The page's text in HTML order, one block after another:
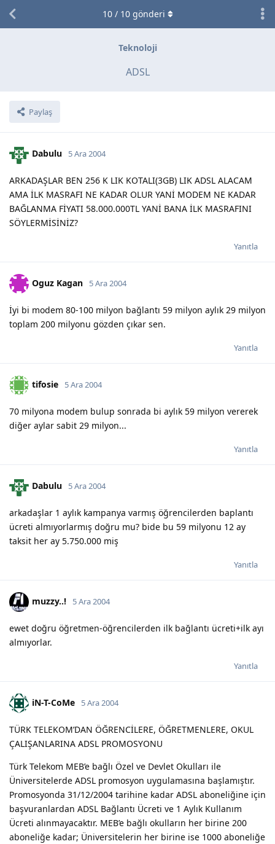
Teknoloji
ADSL
Paylaş
10/ 10gönderi
Dabulu 5 Ara 2004
ARKADAŞLAR BEN 256 K LIK KOTALI(3GB) LIK ADSL ALACAM
AMA İLK MASRAFI NE KADAR OLUR YANİ MODEM NE KADAR
BAĞLANMA FİYATI 58.000.000TL YANİ BANA İLK MASRAFINI
SÖYLERMİSİNİZ?
Yanıtla
Oguz Kagan 5 Ara 2004
İyi bi modem 80-100 milyon bağlantı 59 milyon aylık 29 milyon
toplam 200 milyonu gözden çıkar sen.
Yanıtla
tifosie 5 Ara 2004
70 milyona modem bulup sonrada bi aylık 59 milyon vererek
diğer aylar sabit 29 milyon...
Yanıtla
Dabulu 5 Ara 2004
arkadaşlar 1 aylık kampanya varmış öğrencilerden baplantı
ücreti almıyorlarmış doğru mu? bide bu 59 milyonu 12 ay
taksit her ay 5.750.000 miş
Yanıtla
muzzy..! 5 Ara 2004
ewet doğru öğretmen-öğrencilerden ilk bağlantı ücreti+ilk ayı
almıyorlar.
Yanıtla
iN-T-CoMe 5 Ara 2004
TÜRK TELEKOM’DAN ÖĞRENCİLERE, ÖĞRETMENLERE, OKUL
ÇALIŞANLARINA ADSL PROMOSYONU
Türk Telekom MEB’e bağlı Özel ve Devlet Okulları ile
Üniversitelerde ADSL promosyon uygulamasına başlamıştır.
Promosyonda 31/12/2004 tarihine kadar ADSL aboneliğine için
başvuranlardan ADSL Bağlantı Ücreti ve 1 Aylık Kullanım
Ücreti alınmayacaktır. MEB’e bağlı okulların her birine 200
aboneliğe kadar; Üniversitelerin her birine ise 1000 aboneliğe